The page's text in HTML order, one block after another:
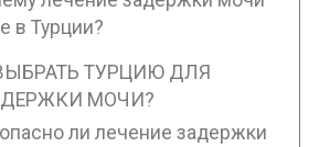
в Турции?
ТУРЦИЮ ДЛЯ
МОЧИ?
ли лечение задержки